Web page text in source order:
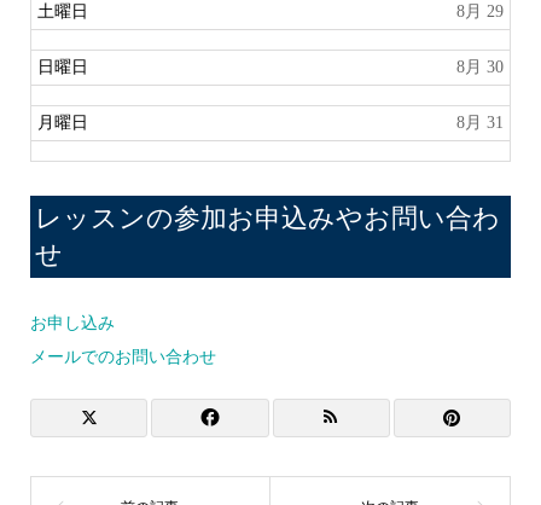
土曜日 8月 29
日曜日 8月 30
月曜日 8月 31
レッスンの参加お申込みやお問い合わ
せ
お申し込み
メールでのお問い合わせ